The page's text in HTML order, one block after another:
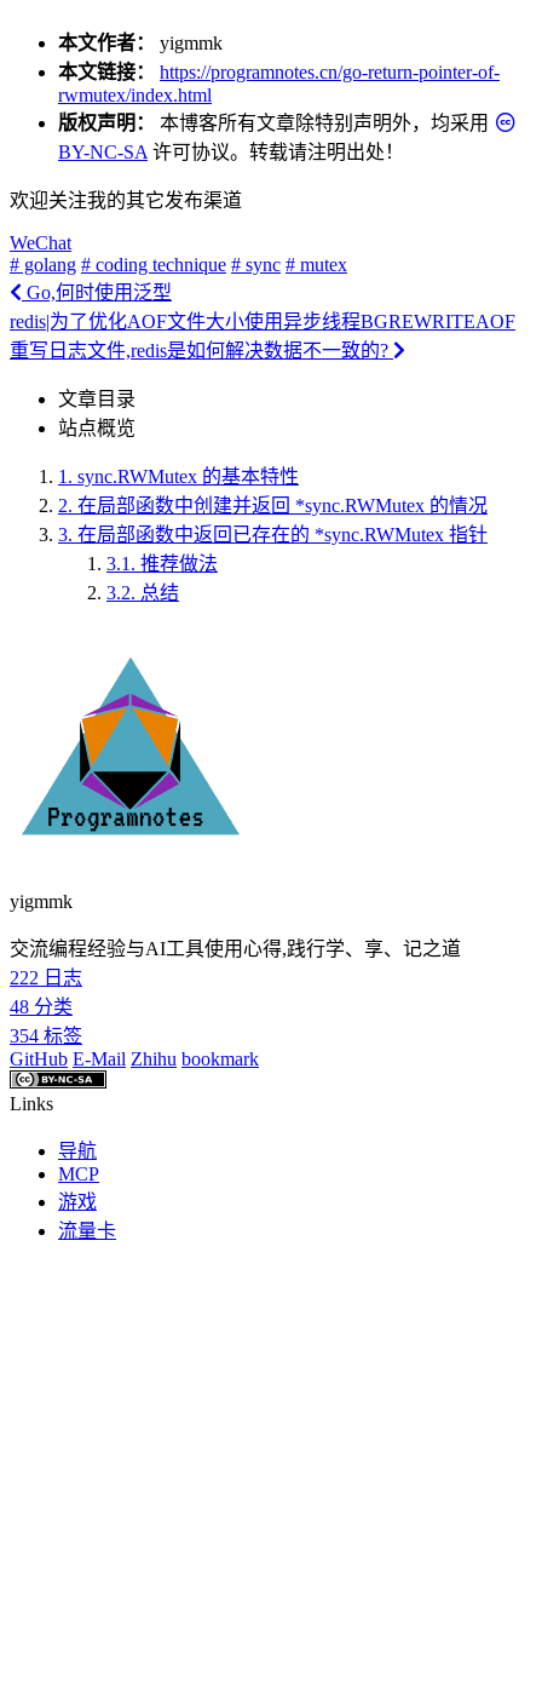
本文作者： yigmmk
本文链接：
https://programnotes.cn/go-return-pointer-of-
rwmutex/index.html
版权声明： 本博客所有文章除特别声明外，均采用
BY-NC-SA 许可协议。转载请注明出处！
欢迎关注我的其它发布渠道
WeChat
# golang # coding technique # sync # mutex
Go,何时使用泛型
redis|为了优化AOF文件大小使用异步线程BGREWRITEAOF
重写日志文件,redis是如何解决数据不一致的?
文章目录
站点概览
1. sync.RWMutex 的基本特性
2. 在局部函数中创建并返回 *sync.RWMutex 的情况
3. 在局部函数中返回已存在的 *sync.RWMutex 指针
3.1. 推荐做法
3.2. 总结
yigmmk
交流编程经验与AI工具使用心得,践行学、享、记之道
222 日志
48 分类
354 标签
GitHub E-Mail Zhihu bookmark
Links
导航
MCP
游戏
流量卡